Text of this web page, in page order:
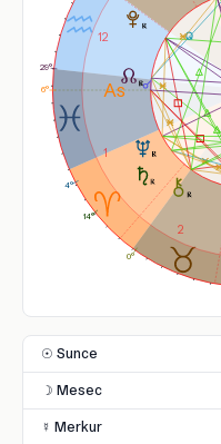
1
2
12
14°
4°
29°
0°
6°
☉ Sunce
☽ Mesec
☿ Merkur